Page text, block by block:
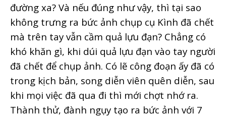
đường xa? Và nếu đúng như vậy, thì tại sao
không trưng ra bức ảnh chụp cụ Kình đã chết
mà trên tay vẫn cầm quả lựu đạn? Chẳng có
khó khăn gì, khi dúi quả lựu đạn vào tay người
đã chết để chụp ảnh. Có lẽ công đoạn ấy đã có
trong kịch bản, song diễn viên quên diễn, sau
khi mọi việc đã qua đi thì mới chợt nhớ ra.
Thành thử, đành ngụy tạo ra bức ảnh với 7